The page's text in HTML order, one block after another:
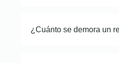
¿Cuánto se demora un